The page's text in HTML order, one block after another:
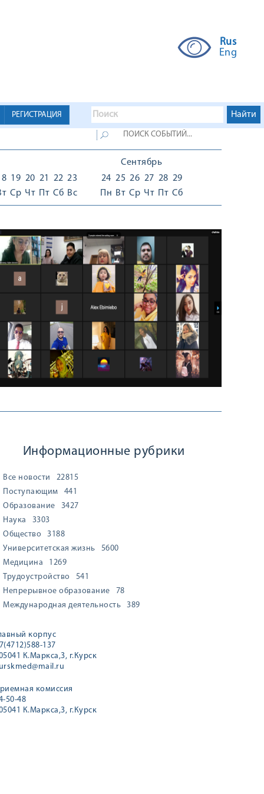
Rus
Eng
РЕГИСТРАЦИЯ
19
Ср
20
Чт
21
Пт
22
Сб
23
Вс
Сентябрь
24
Пн
25
Вт
26
Ср
27
Чт
28
Пт
29
Сб
Информационные рубрики
Все новости
22815
Поступающим
441
Образование
3427
Наука
3303
Общество
3188
Университетская жизнь
5600
Медицина
1269
Трудоустройство
541
Непрерывное образование
78
Международная деятельность
389
корпус
137
К.Маркса,3, г.Курск
комиссия
50-48
К.Маркса,3, г.Курск